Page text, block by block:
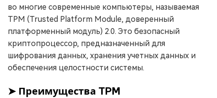
во многие современные компьютеры, называемая
TPM (Trusted Platform Module, доверенный
платформенный модуль) 2.0. Это безопасный
криптопроцессор, предназначенный для
шифрования данных, хранения учетных данных и
обеспечения целостности системы.
➤ Преимущества TPM